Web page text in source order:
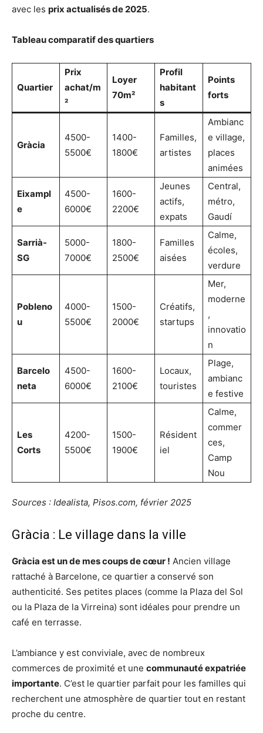
avec les prix actualisés de 2025.
Tableau comparatif des quartiers
Quartier
Prix
achat/m
²
Loyer
70m²
Profil
habitant
s
Points
forts
Gràcia
4500-
5500€
1400-
1800€
Familles,
artistes
Ambianc
e village,
places
animées
Eixampl
e
4500-
6000€
1600-
2200€
Jeunes
actifs,
expats
Central,
métro,
Gaudí
Sarrià-
SG
5000-
7000€
1800-
2500€
Familles
aisées
Calme,
écoles,
verdure
Pobleno
u
4000-
5500€
1500-
2000€
Créatifs,
startups
Mer,
moderne
,
innovatio
n
Barcelo
neta
4500-
6000€
1600-
2100€
Locaux,
touristes
Plage,
ambianc
e festive
Les
Corts
4200-
5500€
1500-
1900€
Résident
iel
Calme,
commer
ces,
Camp
Nou
Sources : Idealista, Pisos.com, février 2025
Gràcia : Le village dans la ville
Gràcia est un de mes coups de cœur ! Ancien village
rattaché à Barcelone, ce quartier a conservé son
authenticité. Ses petites places (comme la Plaza del Sol
ou la Plaza de la Virreina) sont idéales pour prendre un
café en terrasse.
L’ambiance y est conviviale, avec de nombreux
commerces de proximité et une communauté expatriée
importante. C’est le quartier parfait pour les familles qui
recherchent une atmosphère de quartier tout en restant
proche du centre.